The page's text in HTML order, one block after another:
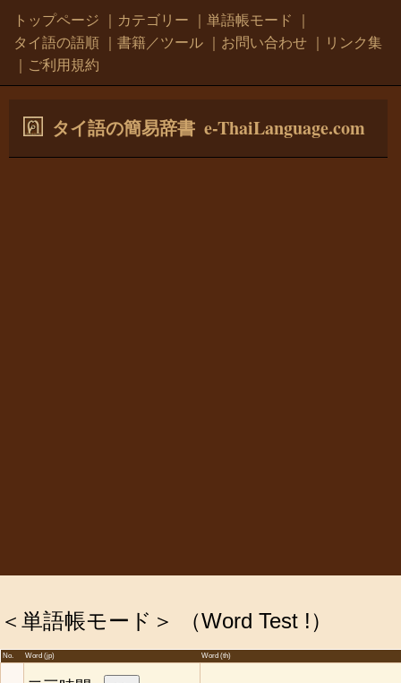
トップページ カテゴリー 単語帳モード
タイ語の語順
書籍／ツール お問い合わせ
リンク集
ご利用規約
タイ語の簡易辞書 e-ThaiLanguage.com
＜単語帳モード＞ （Word Test !）
No. Word (jp) Word (th)